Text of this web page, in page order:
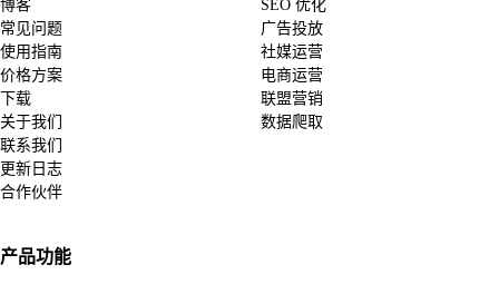
博客
常见问题
使用指南
价格方案
下载
关于我们
联系我们
更新日志
合作伙伴
SEO 优化
广告投放
社媒运营
电商运营
联盟营销
数据爬取
产品功能